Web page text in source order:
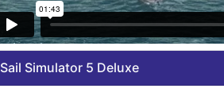
Sail Simulator 5 Deluxe